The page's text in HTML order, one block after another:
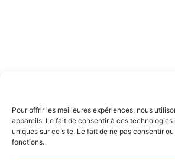
Pour offrir les meilleures expériences, nous
appareils. Le fait de consentir à ces
uniques sur ce site. Le fait de ne pas consentir
fonctions.